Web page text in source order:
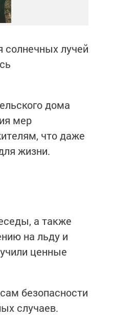
солнечных лучей
дома
мер
что даже
жизни.
а также
на льду и
ценные
безопасности
случаев.